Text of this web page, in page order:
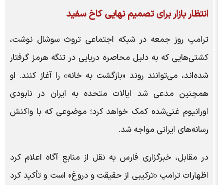
انتظار بازار برای تصمیم نهایی کاخ سفید
ترامپ روز جمعه در شبکه اجتماعی تروث سوشال نوشت،
کشتی‌هایی که به دلیل محاصره دریایی در تنگه هرمز گرفتار
شده‌اند، می‌توانند روند «بازگشت به خانه» را آغاز کنند. او
همچنین مدعی شد ایالات متحده به ایران در نابودی
اورانیوم غنی‌شده کمک خواهد کرد؛ موضوعی که با واکنش
رسانه‌های ایرانی مواجه شد.
در مقابل، خبرگزاری فارس به نقل از منابع آگاه اعلام کرد
اظهارات ترامپ «ترکیبی از حقیقت و دروغ» است و تأکید کرد